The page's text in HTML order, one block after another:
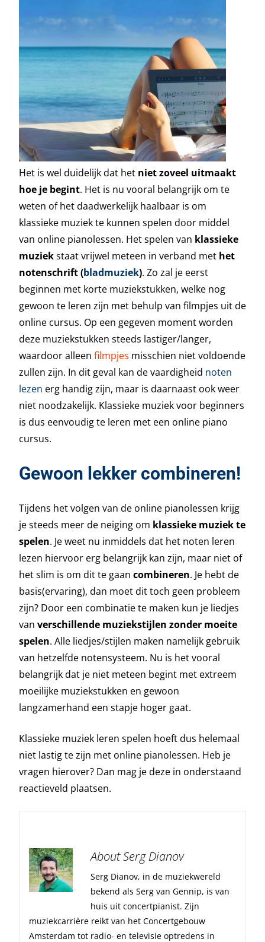
Het is wel duidelijk dat het niet zoveel uitmaakt
hoe je begint. Het is nu vooral belangrijk om te
weten of het daadwerkelijk haalbaar is om
klassieke muziek te kunnen spelen door middel
van online pianolessen. Het spelen van klassieke
muziekstaat vrijwel meteen in verband met het
notenschrift (bladmuziek). Zo zal je eerst
beginnen met korte muziekstukken, welke nog
gewoon te leren zijn met behulp van filmpjes uit de
online cursus. Op een gegeven moment worden
deze muziekstukken steeds lastiger/langer,
waardoor alleen filmpjes misschien niet voldoende
zullen zijn. In dit geval kan de vaardigheid noten
lezen erg handig zijn, maar is daarnaast ook weer
niet noodzakelijk. Klassieke muziek voor beginners
is dus eenvoudig te leren met een online piano
cursus.
Gewoon lekker combineren!
Tijdens het volgen van de online pianolessen krijg
je steeds meer de neiging om klassieke muziek te
spelen. Je weet nu inmiddels dat het noten leren
lezen hiervoor erg belangrijk kan zijn, maar niet of
het slim is om dit te gaan combineren. Je hebt de
basis(ervaring), dan moet dit toch geen probleem
zijn? Door een combinatie te maken kun je liedjes
van verschillende muziekstijlen zonder moeite
spelen. Alle liedjes/stijlen maken namelijk gebruik
van hetzelfde notensysteem. Nu is het vooral
belangrijk dat je niet meteen begint met extreem
moeilijke muziekstukken en gewoon
langzamerhand een stapje hoger gaat.
Klassieke muziek leren spelen hoeft dus helemaal
niet lastig te zijn met online pianolessen. Heb je
vragen hierover? Dan mag je deze in onderstaand
reactieveld plaatsen.
About Serg Dianov
Serg Dianov, in de muziekwereld
bekend als Serg van Gennip, is van
huis uit concertpianist. Zijn
muziekcarrière reikt van het Concertgebouw
Amsterdam tot radio- en televisie optredens in